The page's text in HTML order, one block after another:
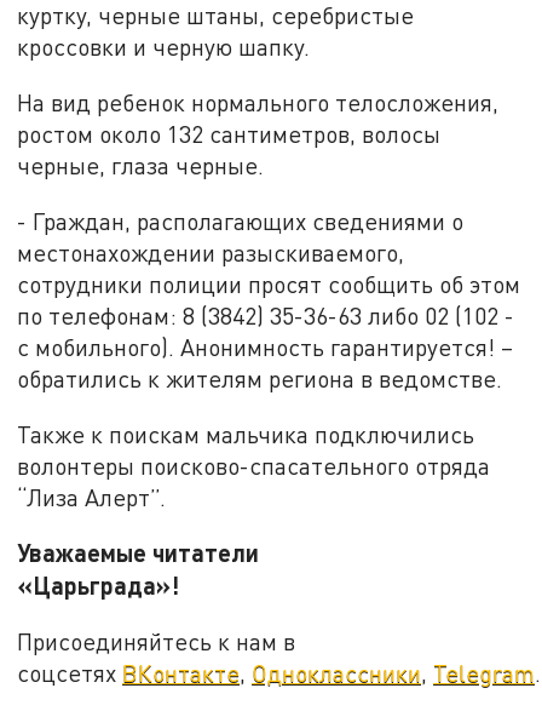
куртку, черные штаны, серебристые
кроссовки и черную шапку.
На вид ребенок нормального телосложения,
ростом около 132 сантиметров, волосы
черные, глаза черные.
- Граждан, располагающих сведениями о
местонахождении разыскиваемого,
сотрудники полиции просят сообщить об этом
по телефонам: 8 (3842) 35-36-63 либо 02 (102 -
с мобильного). Анонимность гарантируется! –
обратились к жителям региона в ведомстве.
Также к поискам мальчика подключились
волонтеры поисково-спасательного отряда
“Лиза Алерт”.
Уважаемые читатели
«Царьграда»!
Присоединяйтесь к нам в
соцсетях ВКонтакте, Одноклассники, Telegram.